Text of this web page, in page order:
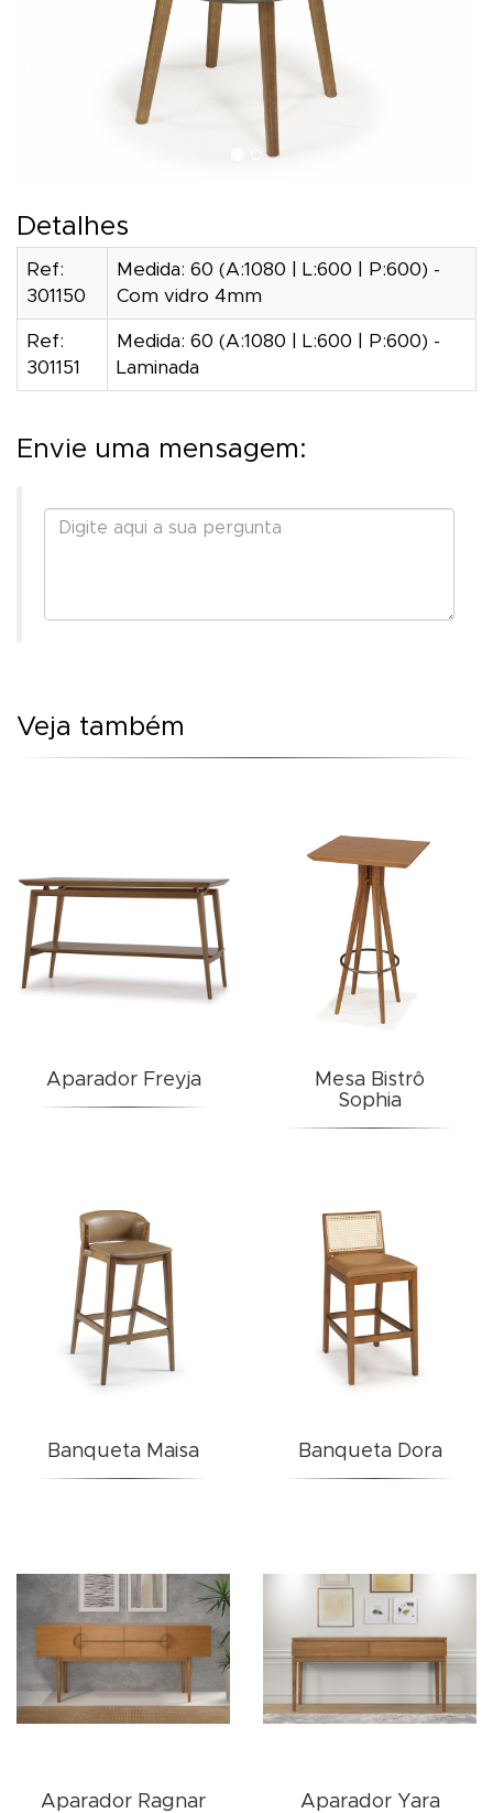
Detalhes
Ref:
301150
Medida: 60 (A:1080 | L:600 | P:600) -
Com vidro 4mm
Ref:
301151
Medida: 60 (A:1080 | L:600 | P:600) -
Laminada
Envie uma mensagem:
Veja também
Aparador Freyja
Mesa Bistrô
Sophia
Banqueta Maisa Banqueta Dora
Aparador Ragnar Aparador Yara